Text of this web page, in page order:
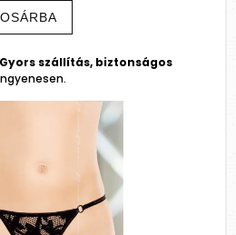
Gyors szállítás, biztonságos